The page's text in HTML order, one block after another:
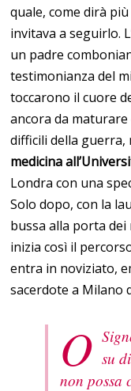
quale, come dirà
invitava a seguirlo.
un padre
testimonianza del
toccarono il cuore
ancora da
difficili della
medicina
Londra con una
Solo dopo, con la
bussa alla porta
inizia così il
entra in noviziato,
sacerdote a Milano
O su
non possa